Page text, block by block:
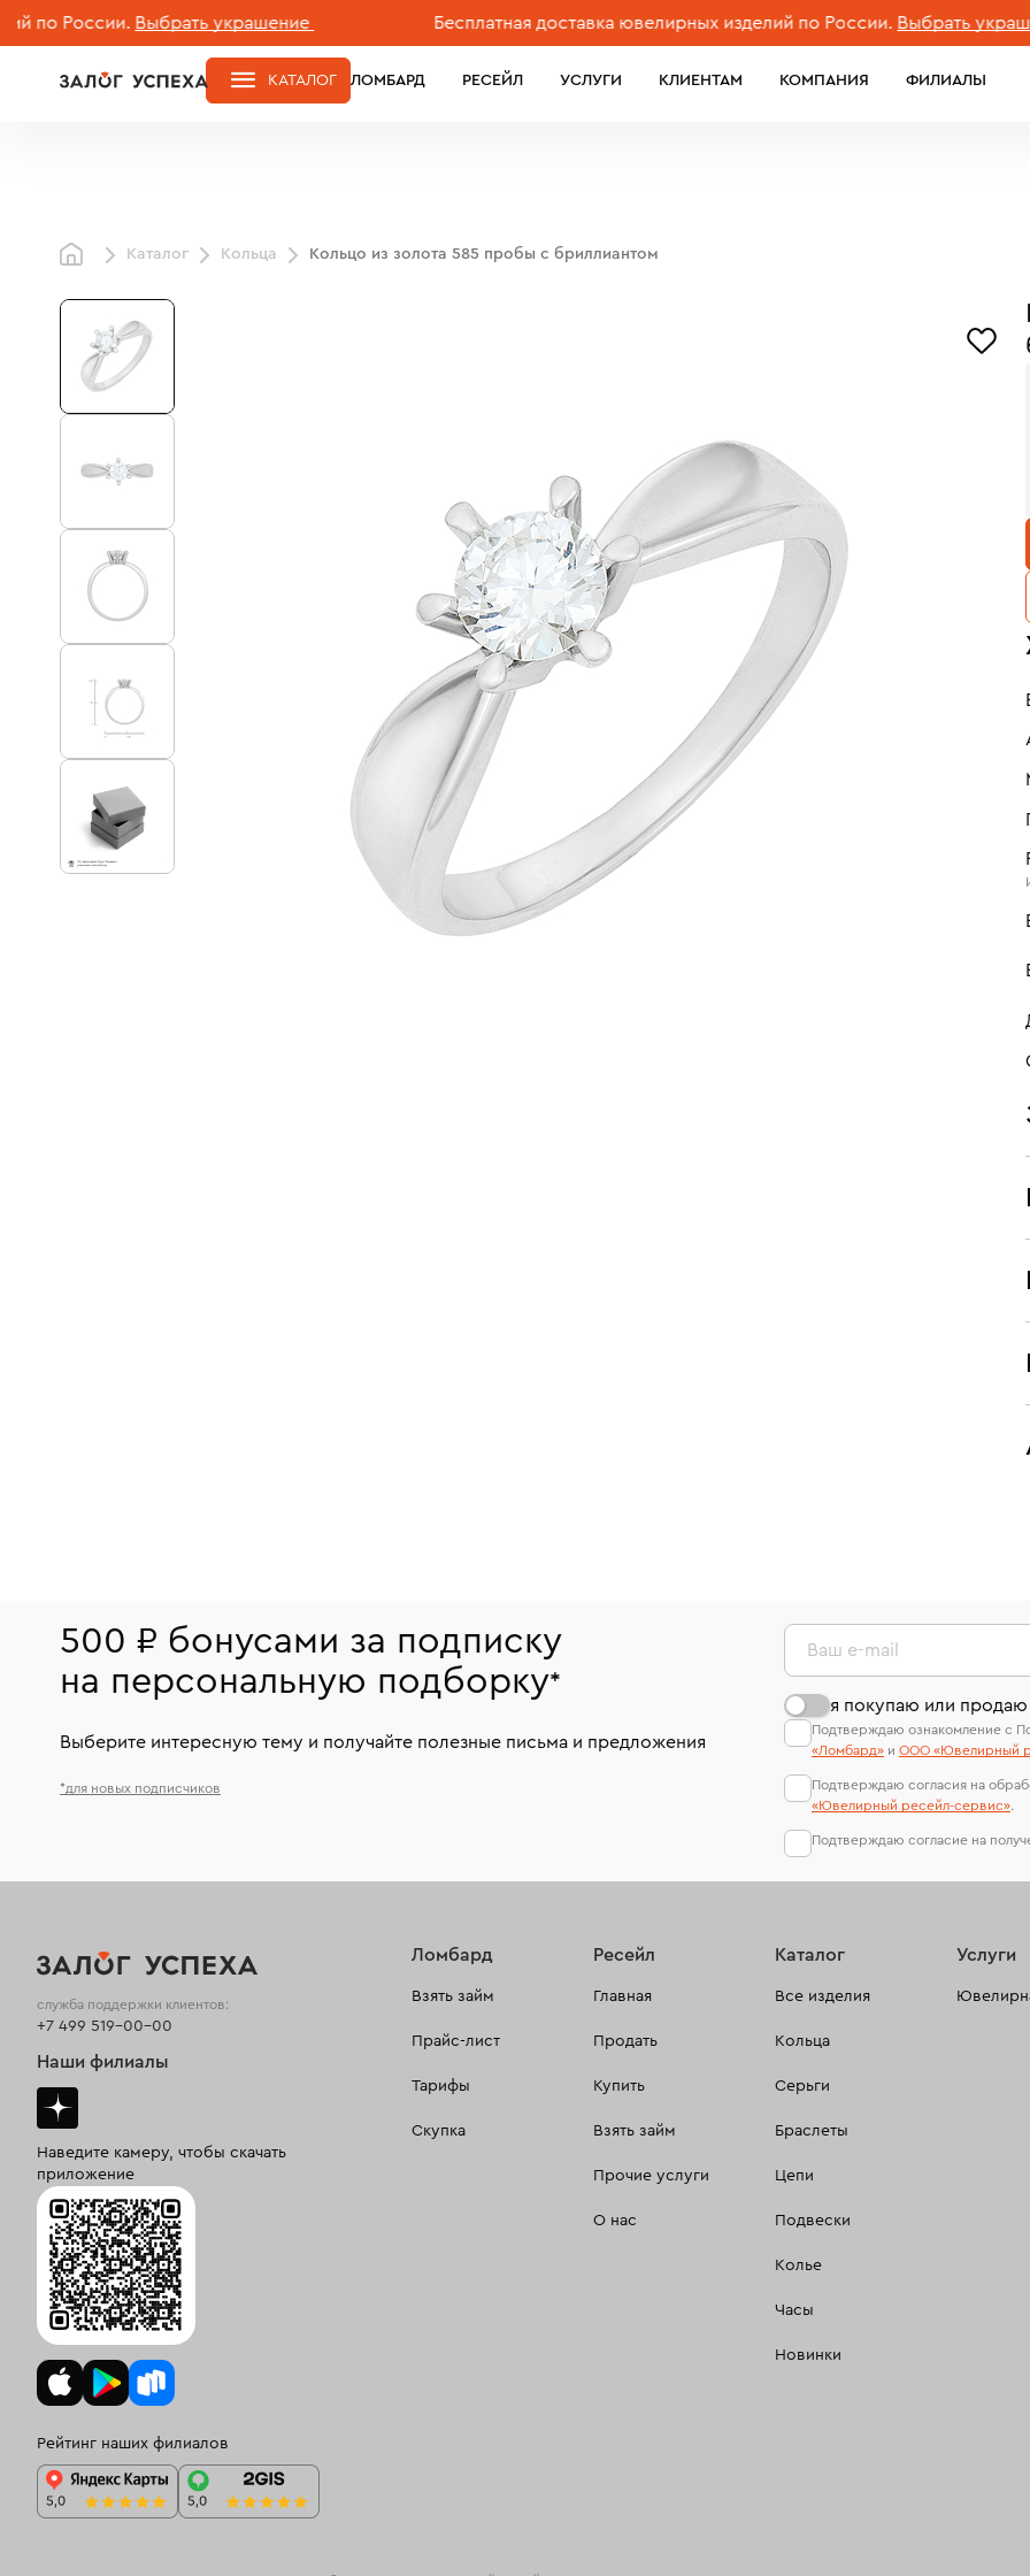
России. Выбрать украшение Бесплатная доставка ювелирных изделий по России. Выбрать украшение
ЛОМБАРД РЕСЕЙЛ УСЛУГИ КЛИЕНТАМ КОМПАНИЯ ФИЛИАЛЫ
КАТАЛОГ
Каталог Кольца Кольцо из золота 585 пробы с бриллиантом
500 ₽ бонусами за подписку
на персональную подборку*
Выберите интересную тему и получайте полезные письма и предложения
*для новых подписчиков
Ваш e-mail
я покупаю или
Подтверждаю ознакомление с
«Ломбард» и ООО «Ювелирный
Подтверждаю согласия на
«Ювелирный ресейл-сервиc».
Подтверждаю согласие на
Ломбард
Взять займ
Прайс-лист
Тарифы
Скупка
Ресейл
Главная
Продать
Купить
Взять займ
Прочие услуги
О нас
Каталог
Все изделия
Кольца
Серьги
Браслеты
Цепи
Подвески
Колье
Часы
Новинки
Услуги
служба поддержки клиентов:
+7 499 519-00-00
Наши филиалы
Наведите камеру, чтобы скачать
приложение
Рейтинг наших филиалов